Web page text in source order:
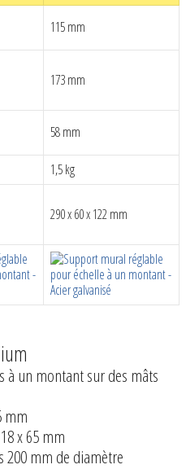
115 mm
173 mm
58 mm
1,5 kg
290 x 60 x 122 mm
à un montant sur des mâts
mm
x 65 mm
200 mm de diamètre